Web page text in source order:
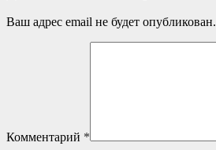
Ваш адрес email не будет опубликован.
Комментарий *